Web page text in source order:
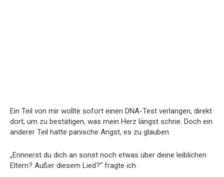
Ein Teil von mir wollte sofort einen DNA-Test verlangen, direkt
dort, um zu bestätigen, was mein Herz längst schrie. Doch ein
anderer Teil hatte panische Angst, es zu glauben.
„Erinnerst du dich an sonst noch etwas über deine leiblichen
Eltern? Außer diesem Lied?“ fragte ich.